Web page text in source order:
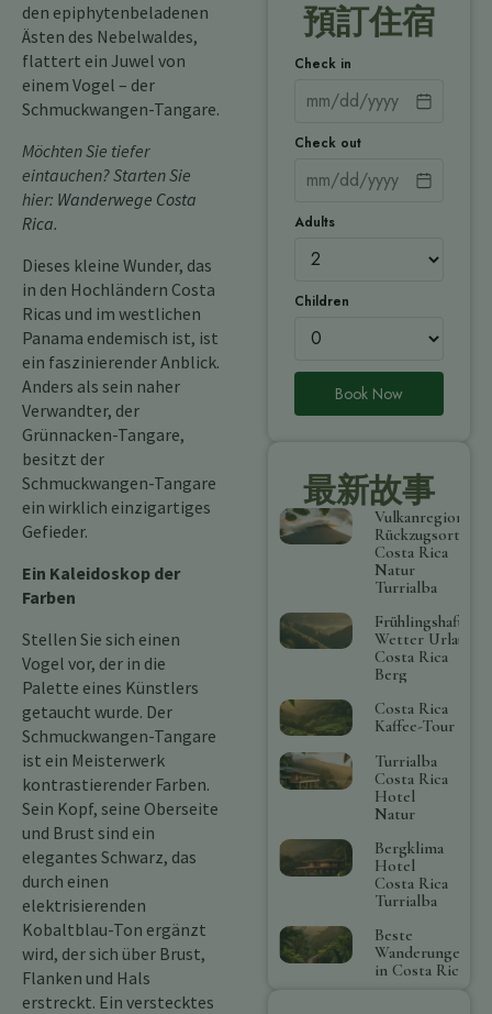
den epiphytenbeladenen
Ästen des Nebelwaldes,
flattert ein Juwel von
einem Vogel – der
Schmuckwangen-Tangare.
Möchten Sie tiefer
eintauchen? Starten Sie
hier: Wanderwege Costa
Rica.
Dieses kleine Wunder, das
in den Hochländern Costa
Ricas und im westlichen
Panama endemisch ist, ist
ein faszinierender Anblick.
Anders als sein naher
Verwandter, der
Grünnacken-Tangare,
besitzt der
Schmuckwangen-Tangare
ein wirklich einzigartiges
Gefieder.
Ein Kaleidoskop der
Farben
Stellen Sie sich einen
Vogel vor, der in die
Palette eines Künstlers
getaucht wurde. Der
Schmuckwangen-Tangare
ist ein Meisterwerk
kontrastierender Farben.
Sein Kopf, seine Oberseite
und Brust sind ein
elegantes Schwarz, das
durch einen
elektrisierenden
Kobaltblau-Ton ergänzt
wird, der sich über Brust,
Flanken und Hals
erstreckt. Ein verstecktes
預訂住宿
Check in
Check out
Adults
Children
Book Now
最新故事
Vulkanregion
Rückzugsort
Costa Rica
Natur
Turrialba
Frühlingshaftes
Wetter Urlaub
Costa Rica
Berg
Costa Rica
Kaffee-Tour
Turrialba
Costa Rica
Hotel
Natur
Bergklima
Hotel
Costa Rica
Turrialba
Beste
Wanderungen
in Costa Rica